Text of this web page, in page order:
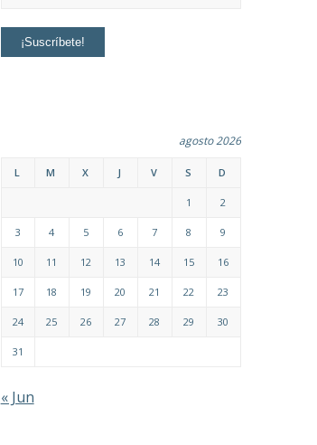
agosto 2026
L M X J V S D
1 2
3 4 5 6 7 8 9
10 11 12 13 14 15 16
17 18 19 20 21 22 23
24 25 26 27 28 29 30
31
« Jun